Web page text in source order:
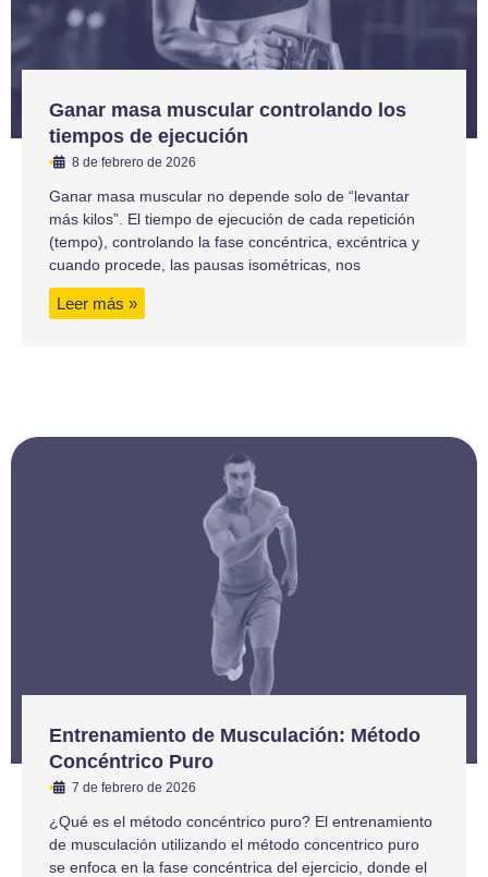
Ganar masa muscular controlando los
tiempos de ejecución
• 8 de febrero de 2026
Ganar masa muscular no depende solo de “levantar
más kilos”. El tiempo de ejecución de cada repetición
(tempo), controlando la fase concéntrica, excéntrica y
cuando procede, las pausas isométricas, nos
Leer más »
Entrenamiento de Musculación: Método
Concéntrico Puro
• 7 de febrero de 2026
¿Qué es el método concéntrico puro? El entrenamiento
de musculación utilizando el método concentrico puro
se enfoca en la fase concéntrica del ejercicio, donde el